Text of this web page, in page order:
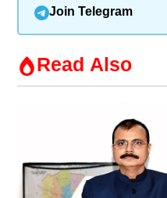
Join Telegram
Read Also